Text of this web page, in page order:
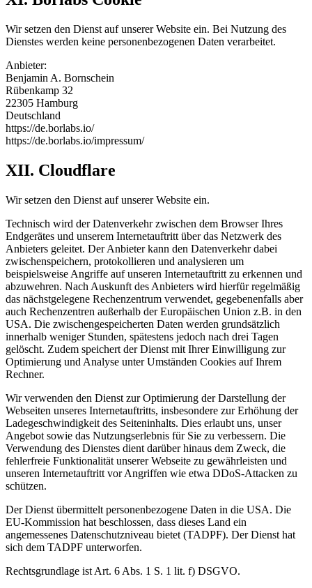
Wir setzen den Dienst auf unserer Website ein. Bei Nutzung des
Dienstes werden keine personenbezogenen Daten verarbeitet.
Anbieter:
Benjamin A. Bornschein
Rübenkamp 32
22305 Hamburg
Deutschland
https://de.borlabs.io/
https://de.borlabs.io/impressum/
XII. Cloudflare
Wir setzen den Dienst auf unserer Website ein.
Technisch wird der Datenverkehr zwischen dem Browser Ihres
Endgerätes und unserem Internetauftritt über das Netzwerk des
Anbieters geleitet. Der Anbieter kann den Datenverkehr dabei
zwischenspeichern, protokollieren und analysieren um
beispielsweise Angriffe auf unseren Internetauftritt zu erkennen und
abzuwehren. Nach Auskunft des Anbieters wird hierfür regelmäßig
das nächstgelegene Rechenzentrum verwendet, gegebenenfalls aber
auch Rechenzentren außerhalb der Europäischen Union z.B. in den
USA. Die zwischengespeicherten Daten werden grundsätzlich
innerhalb weniger Stunden, spätestens jedoch nach drei Tagen
gelöscht. Zudem speichert der Dienst mit Ihrer Einwilligung zur
Optimierung und Analyse unter Umständen Cookies auf Ihrem
Rechner.
Wir verwenden den Dienst zur Optimierung der Darstellung der
Webseiten unseres Internetauftritts, insbesondere zur Erhöhung der
Ladegeschwindigkeit des Seiteninhalts. Dies erlaubt uns, unser
Angebot sowie das Nutzungserlebnis für Sie zu verbessern. Die
Verwendung des Dienstes dient darüber hinaus dem Zweck, die
fehlerfreie Funktionalität unserer Webseite zu gewährleisten und
unseren Internetauftritt vor Angriffen wie etwa DDoS-Attacken zu
schützen.
Der Dienst übermittelt personenbezogene Daten in die USA. Die
EU-Kommission hat beschlossen, dass dieses Land ein
angemessenes Datenschutzniveau bietet (TADPF). Der Dienst hat
sich dem TADPF unterworfen.
Rechtsgrundlage ist Art. 6 Abs. 1 S. 1 lit. f) DSGVO.